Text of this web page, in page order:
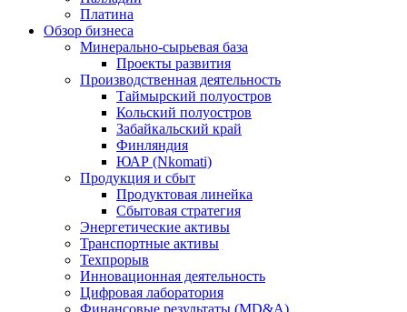
Платина
Обзор бизнеса
Минерально-сырьевая база
Проекты развития
Производственная деятельность
Таймырский полуостров
Кольский полуостров
Забайкальский край
Финляндия
ЮАР (Nkomati)
Продукция и сбыт
Продуктовая линейка
Сбытовая стратегия
Энергетические активы
Транспортные активы
Техпрорыв
Инновационная деятельность
Цифровая лаборатория
Финансовые результаты (MD&A)